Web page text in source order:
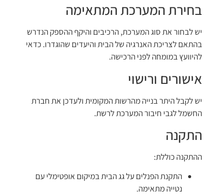
בחירת המערכת המתאימה
יש לבחור את סוג המערכת, הרכיבים והיקף ההספק הנדרש
בהתאם לצריכת האנרגיה של הבית והיעדים שהוגדרו. כדאי
להיוועץ במומחה לפני הרכישה.
אישורים ורישוי
יש לקבל היתר בנייה מהרשות המקומית ולעדכן את חברת
החשמל לגבי חיבור המערכת לרשת.
התקנה
ההתקנה כוללת:
התקנת הפנלים על גג הבית במיקום אופטימלי עם
נטייה מתאימה.